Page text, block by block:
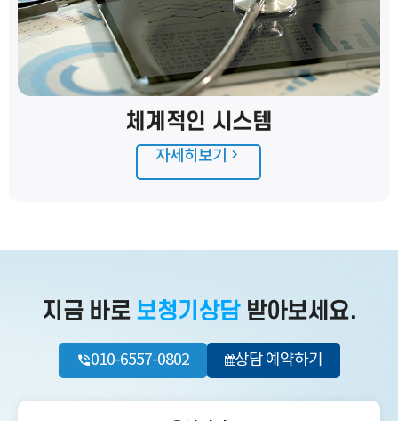
체계적인 시스템
자세히보기
지금 바로 보청기상담받아보세요.
010-6557-0802 상담 예약하기